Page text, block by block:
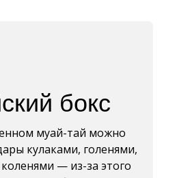
бокс
муай-тай можно
кулаками, голенями,
— из-за этого